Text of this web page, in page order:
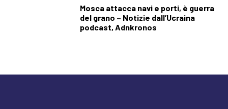
Mosca attacca navi e porti, è guerra
del grano – Notizie dall’Ucraina
podcast, Adnkronos